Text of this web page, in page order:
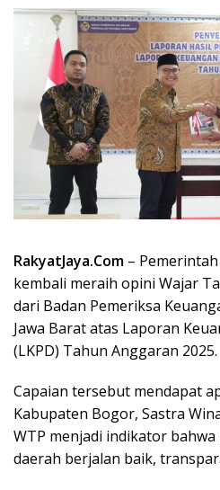
RakyatJaya.Com –
kembali meraih opini Wajar
dari Badan Pemeriksa
Jawa Barat atas Laporan
(LKPD) Tahun Anggaran 2025.
Capaian tersebut mendapat
Kabupaten Bogor, Sastra
WTP menjadi indikator
daerah berjalan baik,